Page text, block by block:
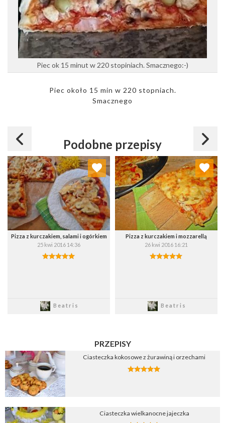
Piec ok 15 minut w 220 stopiniach. Smacznego:-)
Piec około 15 min w 220 stopniach.
Smacznego
Podobne przepisy
Pizza z kurczakiem, salami i ogórkiem
25 kwi 2016 14:36
Beatris
Dodaj do ulubionych
Wybierz listę:
Zapisz
Pizza z kurczakiem i mozzarellą
26 kwi 2016 16:21
Beatris
Dodaj do ulubionych
Wybierz listę:
Zapisz
PRZEPISY
Ciasteczka kokosowe z żurawiną i orzechami
Ciasteczka wielkanocne jajeczka